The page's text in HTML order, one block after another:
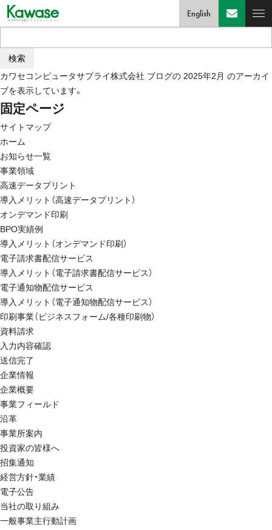
English
索:
カワセコンピュータサプライ株式会社 ブログの 2025年2月 のアーカイ
ブを表示しています。
固定ページ
サイトマップ
ホーム
お知らせ一覧
事業領域
高速データプリント
導入メリット（高速データプリント）
オンデマンド印刷
BPO実績例
導入メリット（オンデマンド印刷）
電子請求書配信サービス
導入メリット（電子請求書配信サービス）
電子通知物配信サービス
導入メリット（電子通知物配信サービス）
印刷事業（ビジネスフォーム/各種印刷物）
資料請求
入力内容確認
送信完了
企業情報
企業概要
事業フィールド
沿革
事業所案内
投資家の皆様へ
招集通知
経営方針・業績
電子公告
当社の取り組み
一般事業主行動計画